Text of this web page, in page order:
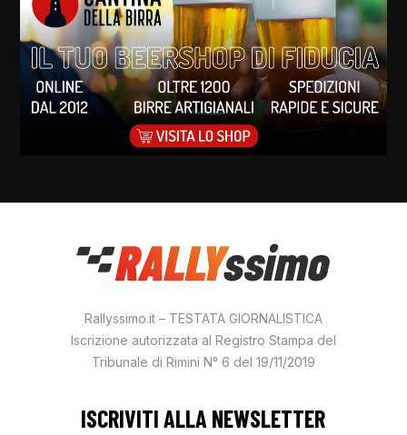
Rallyssimo.it – TESTATA GIORNALISTICA
Iscrizione autorizzata al Registro Stampa del
Tribunale di Rimini N° 6 del 19/11/2019
ISCRIVITI ALLA NEWSLETTER